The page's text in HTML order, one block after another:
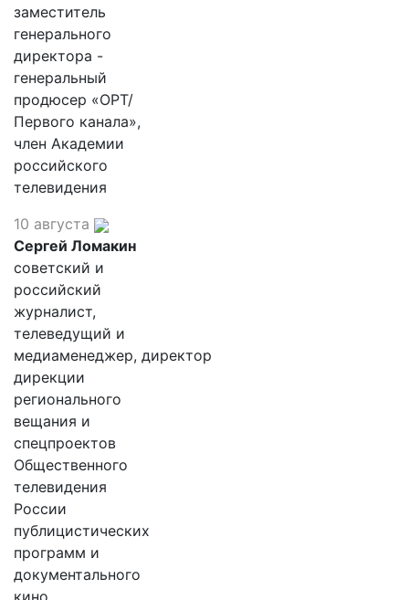
заместитель
генерального
директора -
генеральный
продюсер «ОРТ/
Первого канала»,
член Академии
российского
телевидения
10 августа
Сергей Ломакин
советский и
российский
журналист,
телеведущий и
медиаменеджер, директор
дирекции
регионального
вещания и
спецпроектов
Общественного
телевидения
России
публицистических
программ и
документального
кино